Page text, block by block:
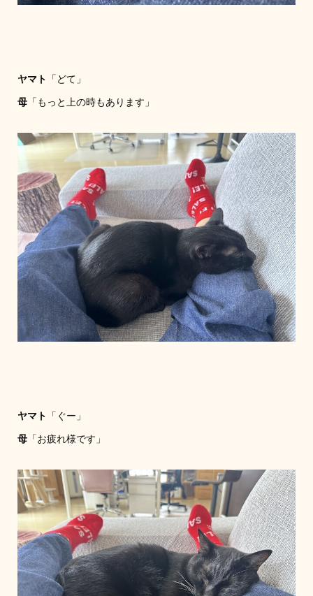
ヤマト 「どて」
母「もっと上の時もあります」
ヤマト 「ぐー」
母「お疲れ様です」